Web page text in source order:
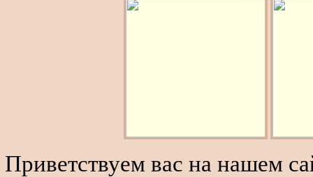
Приветствуем вас на нашем